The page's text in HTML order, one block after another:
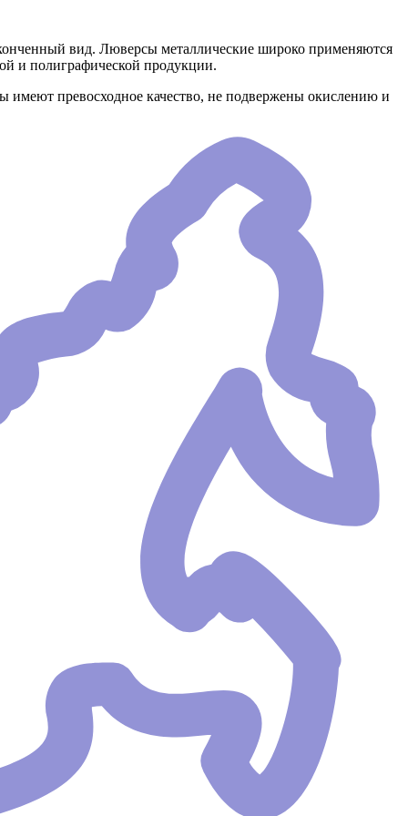
вид. Люверсы металлические широко применяются
и полиграфической продукции.
имеют превосходное качество, не подвержены окислению и